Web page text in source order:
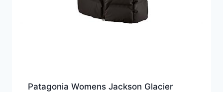
Patagonia Womens Jackson Glacier